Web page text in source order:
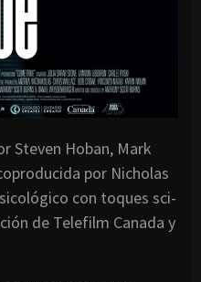
Steven Hoban, Mark
por Nicholas
con toques sci-
de Telefilm Canada y